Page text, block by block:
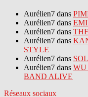
Aurélien7 dans
Aurélien7 dans
Aurélien7 dans
Aurélien7 dans
STYLE
Aurélien7 dans
Aurélien7 dans WU
BAND ALIVE
Réseaux sociaux